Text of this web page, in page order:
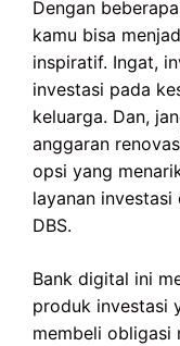
Dengan
kamu bisa
inspiratif. Ingat,
investasi pada
keluarga. Dan,
anggaran
opsi yang
layanan
DBS.
Bank digital ini
produk investasi
membeli obligasi